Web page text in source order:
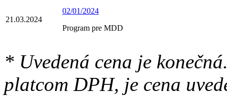
21.03.2024
02/01/2024
Program pre MDD
* Uvedená cena je
platcom DPH, je cena